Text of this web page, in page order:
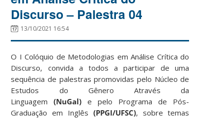
Discurso – Palestra 04
13/10/2021 16:54
O I Colóquio de Metodologias em Análise Crítica do
Discurso, convida a todos a participar de uma
sequência de palestras promovidas pelo Núcleo de
Estudos do Gênero Através da
Linguagem(NuGal)e pelo Programa de Pós-
Graduação em Inglês (PPGI/UFSC), sobre temas